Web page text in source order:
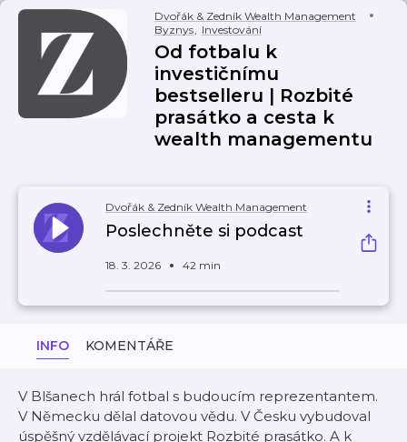
Dvořák & Zedník Wealth Management
Byznys, Investování
Od fotbalu k
investičnímu
bestselleru | Rozbité
prasátko a cesta k
wealth managementu
Dvořák & Zedník Wealth Management
Poslechněte si podcast
18. 3. 2026 42 min
INFO KOMENTÁŘE
V Blšanech hrál fotbal s budoucím reprezentantem.
V Německu dělal datovou vědu. V Česku vybudoval
úspěšný vzdělávací projekt Rozbité prasátko. A k